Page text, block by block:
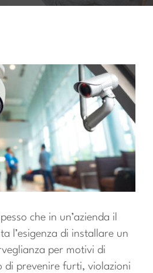
che in un’azienda il
l’esigenza di installare un
per motivi di
di prevenire furti, violazioni